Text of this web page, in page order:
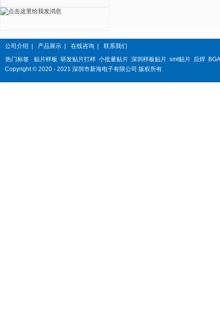
公司介绍 产品展示 在线咨询
联系我们
热门标签
贴片样板 研发贴片打样 小批量贴片 深圳样板贴片 smt贴片 后焊
Copyright © 2020 - 2021 深圳市新海电子有限公司 版权所有